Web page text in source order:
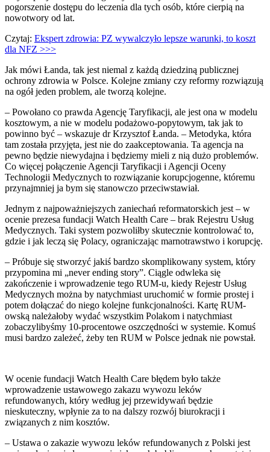
pogorszenie dostępu do leczenia dla tych osób, które cierpią na
nowotwory od lat.
Czytaj: Ekspert zdrowia: PZ wywalczyło lepsze warunki, to koszt
dla NFZ >>>
Jak mówi Łanda, tak jest niemal z każdą dziedziną publicznej
ochrony zdrowia w Polsce. Kolejne zmiany czy reformy rozwiązują
na ogół jeden problem, ale tworzą kolejne.
– Powołano co prawda Agencję Taryfikacji, ale jest ona w modelu
kosztowym, a nie w modelu podażowo-popytowym, tak jak to
powinno być – wskazuje dr Krzysztof Łanda. – Metodyka, która
tam została przyjęta, jest nie do zaakceptowania. Ta agencja na
pewno będzie niewydajna i będziemy mieli z nią dużo problemów.
Co więcej połączenie Agencji Taryfikacji i Agencji Oceny
Technologii Medycznych to rozwiązanie korupcjogenne, któremu
przynajmniej ja bym się stanowczo przeciwstawiał.
Jednym z najpoważniejszych zaniechań reformatorskich jest – w
ocenie prezesa fundacji Watch Health Care – brak Rejestru Usług
Medycznych. Taki system pozwoliłby skutecznie kontrolować to,
gdzie i jak leczą się Polacy, ograniczając marnotrawstwo i korupcję.
– Próbuje się stworzyć jakiś bardzo skomplikowany system, który
przypomina mi „never ending story”. Ciągle odwleka się
zakończenie i wprowadzenie tego RUM-u, kiedy Rejestr Usług
Medycznych można by natychmiast uruchomić w formie prostej i
potem dołączać do niego kolejne funkcjonalności. Kartę RUM-
owską należałoby wydać wszystkim Polakom i natychmiast
zobaczylibyśmy 10-procentowe oszczędności w systemie. Komuś
musi bardzo zależeć, żeby ten RUM w Polsce jednak nie powstał.
W ocenie fundacji Watch Health Care błędem było także
wprowadzenie ustawowego zakazu wywozu leków
refundowanych, który według jej przewidywań będzie
nieskuteczny, wpłynie za to na dalszy rozwój biurokracji i
związanych z nim kosztów.
– Ustawa o zakazie wywozu leków refundowanych z Polski jest